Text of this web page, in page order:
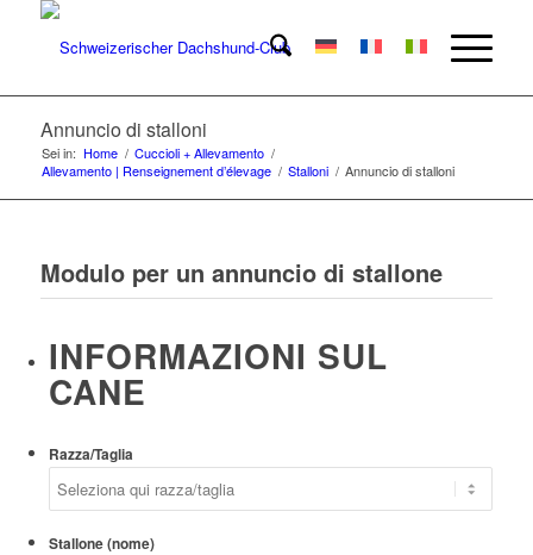
Annuncio di stalloni
Sei in: Home / Cuccioli + Allevamento /
Allevamento | Renseignement d’élevage / Stalloni / Annuncio di stalloni
Modulo per un annuncio di stallone
INFORMAZIONI SUL
CANE
Razza/Taglia
Stallone (nome)